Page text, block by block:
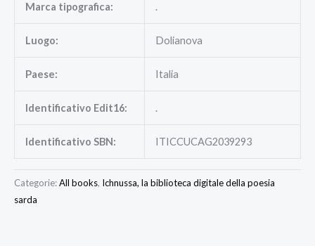
Marca tipografica: .
Luogo: Dolianova
Paese: Italia
Identificativo Edit16: .
Identificativo SBN: ITICCUCAG2039293
Categorie:All books, Ichnussa, la biblioteca digitale della poesia
sarda